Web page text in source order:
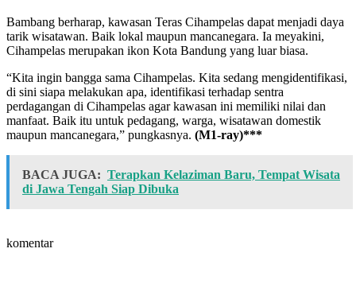
Bambang berharap, kawasan Teras Cihampelas dapat menjadi daya
tarik wisatawan. Baik lokal maupun mancanegara. Ia meyakini,
Cihampelas merupakan ikon Kota Bandung yang luar biasa.
“Kita ingin bangga sama Cihampelas. Kita sedang mengidentifikasi,
di sini siapa melakukan apa, identifikasi terhadap sentra
perdagangan di Cihampelas agar kawasan ini memiliki nilai dan
manfaat. Baik itu untuk pedagang, warga, wisatawan domestik
maupun mancanegara,” pungkasnya. (M1-ray)***
BACA JUGA: Terapkan Kelaziman Baru, Tempat Wisata
di Jawa Tengah Siap Dibuka
komentar